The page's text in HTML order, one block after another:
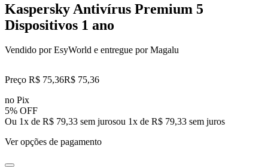
Kaspersky Antivírus Premium 5
Dispositivos 1 ano
Vendido porEsyWorld e entregue por Magalu
Preço R$ 75,36R$ 75,36
no Pix
5% OFF
Ou 1x de R$ 79,33 sem jurosou 1x de R$ 79,33 sem juros
Ver opções de pagamento